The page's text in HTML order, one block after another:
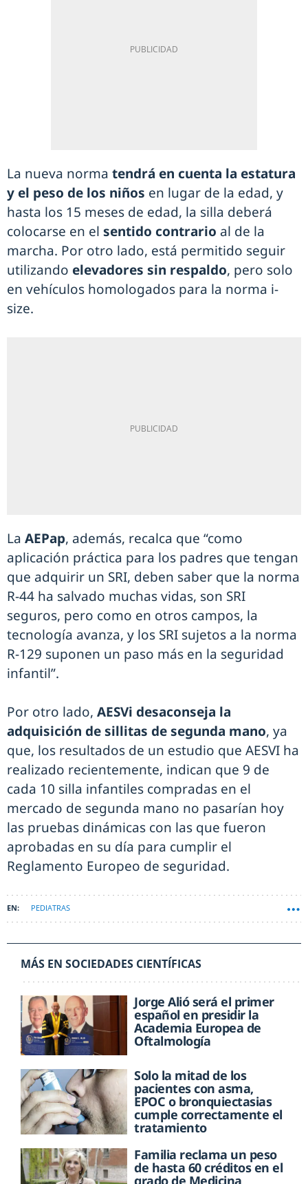
La nueva norma tendrá en cuenta la estatura
y el peso de los niños en lugar de la edad, y
hasta los 15 meses de edad, la silla deberá
colocarse en el sentido contrario al de la
marcha. Por otro lado, está permitido seguir
utilizando elevadores sin respaldo, pero solo
en vehículos homologados para la norma i-
size.
La AEPap, además, recalca que “como
aplicación práctica para los padres que tengan
que adquirir un SRI, deben saber que la norma
R-44 ha salvado muchas vidas, son SRI
seguros, pero como en otros campos, la
tecnología avanza, y los SRI sujetos a la norma
R-129 suponen un paso más en la seguridad
infantil”.
Por otro lado, AESVi desaconseja la
adquisición de sillitas de segunda mano, ya
que, los resultados de un estudio que AESVI ha
realizado recientemente, indican que 9 de
cada 10 silla infantiles compradas en el
mercado de segunda mano no pasarían hoy
las pruebas dinámicas con las que fueron
aprobadas en su día para cumplir el
Reglamento Europeo de seguridad.
PEDIATRAS
MÁS EN SOCIEDADES CIENTÍFICAS
Jorge Alió será el primer
español en presidir la
Academia Europea de
Oftalmología
Solo la mitad de los
pacientes con asma,
EPOC o bronquiectasias
cumple correctamente el
tratamiento
Familia reclama un peso
de hasta 60 créditos en el